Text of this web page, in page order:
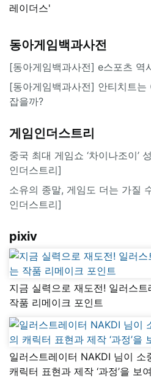
레이더스'
동아게임백과사전
[동아게임백과사전] e스포츠 역
[동아게임백과사전] 안티치트는
잡을까?
게임인더스트리
중국 최대 게임쇼 ‘차이나조이’
인더스트리]
소유의 종말, 게임도 더는 가질
인더스트리]
pixiv
지금 실력으로 재도전! 일러스
작품 리메이크 포인트
일러스트레이터 NAKDI 님이 소
캐릭터 표현과 제작 ‘과정’을 보